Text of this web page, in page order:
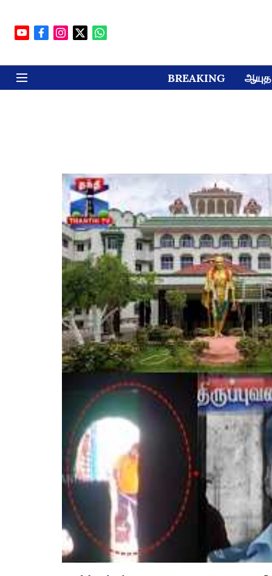
BREAKING ஆயுத